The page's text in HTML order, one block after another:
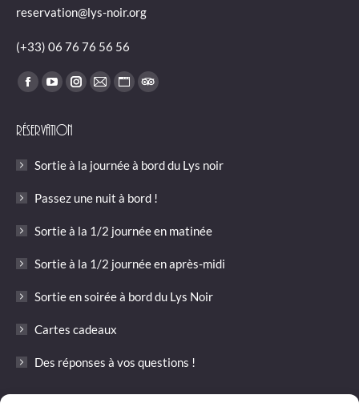
reservation@lys-noir.org
(+33) 06 76 76 56 56
Trouvez nous sur :
Facebook
opens
new
window
YouTube
opens
new
window
Instagram
new
window
E-
in
new
Site
in
new
TripAdvisor
new
window
Réservation
Sortie à la journée à bord du Lys noir
Passez une nuit à bord !
Sortie à la 1/2 journée en matinée
Sortie à la 1/2 journée en après-midi
Sortie en soirée à bord du Lys Noir
Cartes cadeaux
Des réponses à vos questions !